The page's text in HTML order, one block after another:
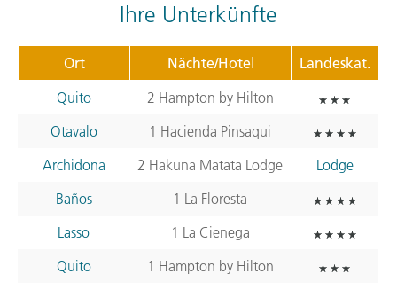
Ihre Unterkünfte
Ort Nächte/Hotel
Landeskat.
Quito
2 Hampton by Hilton
Otavalo
1 Hacienda Pinsaqui
Archidona
2 Hakuna Matata Lodge
Lodge
Baños
1 La Floresta
Lasso
1 La Cienega
Quito
1 Hampton by Hilton